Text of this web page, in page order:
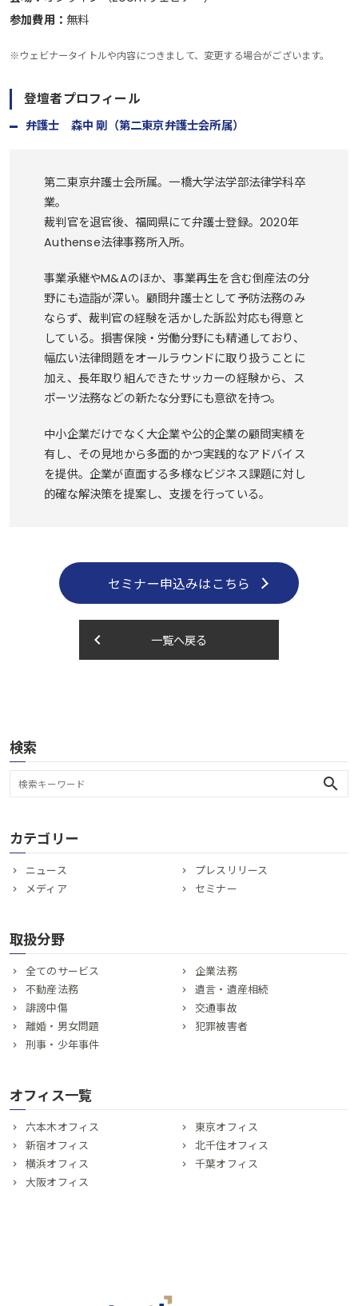
参加費用： 無料
※ウェビナータイトルや内容につきまして、変更する場合がございます。
登壇者プロフィール
弁護士 森中 剛（第二東京弁護士会所属）
第二東京弁護士会所属。一橋大学法学部法律学科卒
業。
裁判官を退官後、福岡県にて弁護士登録。2020年
Authense法律事務所入所。
事業承継やM&Aのほか、事業再生を含む倒産法の分
野にも造詣が深い。顧問弁護士として予防法務のみ
ならず、裁判官の経験を活かした訴訟対応も得意と
している。損害保険・労働分野にも精通しており、
幅広い法律問題をオールラウンドに取り扱うことに
加え、長年取り組んできたサッカーの経験から、ス
ポーツ法務などの新たな分野にも意欲を持つ。
中小企業だけでなく大企業や公的企業の顧問実績を
有し、その見地から多面的かつ実践的なアドバイス
を提供。企業が直面する多様なビジネス課題に対し
的確な解決策を提案し、支援を行っている。
セミナー申込みはこちら
一覧へ戻る
keyboard_arrow_left
検索
search
カテゴリー
ニュース
プレスリリース
メディア
セミナー
取扱分野
全てのサービス
企業法務
不動産法務
遺言・遺産相続
誹謗中傷
交通事故
離婚・男女問題
犯罪被害者
刑事・少年事件
オフィス一覧
六本木オフィス
東京オフィス
新宿オフィス
北千住オフィス
横浜オフィス
千葉オフィス
大阪オフィス